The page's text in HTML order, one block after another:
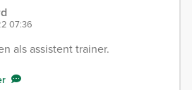
07:36
als assistent trainer.